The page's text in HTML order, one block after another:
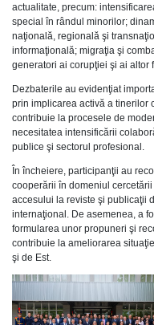
actualitate, precum:
special în rândul minorilor;
naţională, regională şi
informaţională; migraţia şi
generatori ai corupţiei şi ai altor
Dezbaterile au evidenţiat
prin implicarea activă a tinerilor
contribuie la procesele de
necesitatea intensificării
publice şi sectorul profesional.
În încheiere, participanţii au
cooperării în domeniul
accesului la reviste şi publicaţii
internaţional. De asemenea, a
formularea unor propuneri şi
contribuie la ameliorarea
şi de Est.